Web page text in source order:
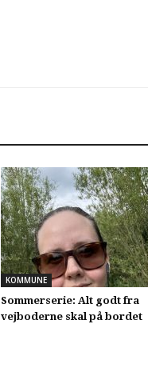
KOMMUNE
Sommerserie: Alt godt fra
vejboderne skal på bordet